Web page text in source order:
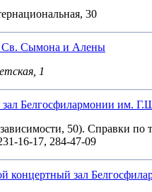
30
Св. Сымона и Алены
1
Белгосфилармонии им.
50). Справки по
16-17, 284-47-09
концертный зал